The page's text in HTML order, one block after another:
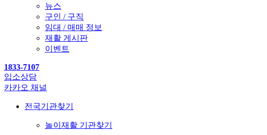
뉴스
구인 / 구직
임대 / 매매 정보
재활 게시판
이벤트
1833-7107
입소상담
카카오 채널
전국기관찾기
놀이재활 기관찾기